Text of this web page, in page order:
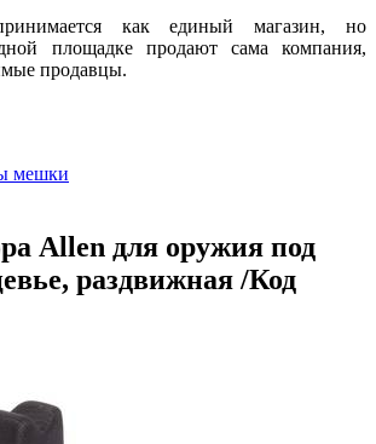
как единый магазин, но
площадке продают сама компания,
продавцы.
мешки
Allen для оружия под
раздвижная /Код